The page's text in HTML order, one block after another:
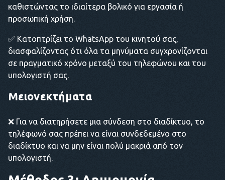
καθιστώντας το ιδιαίτερα βολικό για εργασία ή
προσωπική χρήση.
✅ Κατοπτρίζει το WhatsApp του κινητού σας,
διασφαλίζοντας ότι όλα τα μηνύματα συγχρονίζονται
σε πραγματικό χρόνο μεταξύ του τηλεφώνου και του
υπολογιστή σας.
Μειονεκτήματα
❌ Για να διατηρήσετε μια σύνδεση στο διαδίκτυο, το
τηλέφωνό σας πρέπει να είναι συνδεδεμένο στο
διαδίκτυο και να μην είναι πολύ μακριά από τον
υπολογιστή.